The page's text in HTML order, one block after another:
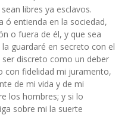
libres ya esclavos.
ó entienda en la sociedad,
o fuera de él, y que sea
guardaré en secreto con el
discreto como un deber
con fidelidad mi juramento,
de mi vida y de mi
los hombres; y si lo
sobre mi la suerte